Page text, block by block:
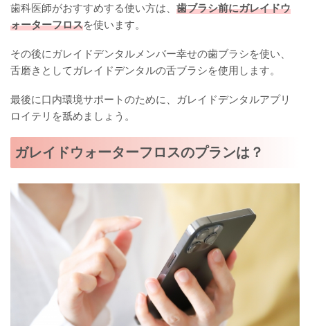
歯科医師がおすすめする使い方は、 歯ブラシ前にガレイドウ
ォーターフロスを使います。
その後にガレイドデンタルメンバー幸せの歯ブラシを使い、
舌磨きとしてガレイドデンタルの舌ブラシを使用します。
最後に口内環境サポートのために、ガレイドデンタルアプリ
ロイテリを舐めましょう。
ガレイドウォーターフロスのプランは？